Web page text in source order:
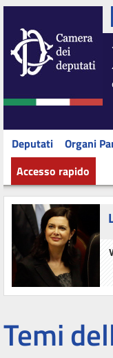
Deputati Organi
Accesso rapido
Temi